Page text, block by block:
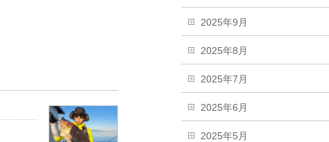
2025年9月
2025年8月
2025年7月
2025年6月
2025年5月